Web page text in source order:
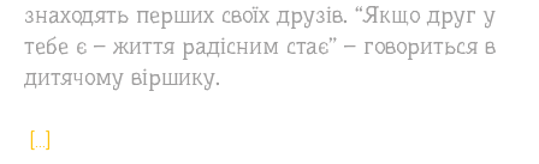
знаходять перших своїх друзів. “Якщо друг у
тебе є – життя радісним стає” – говориться в
дитячому віршику.
[…]